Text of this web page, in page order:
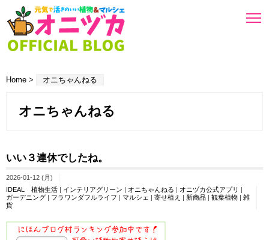
Home > オニちゃんねる
オニちゃんねる
いい３連休でしたね。
2026-01-12 (月)
IDEAL 植物生活 | インテリアグリーン | オニちゃんねる | オニヅカ公式アプリ |
ガーデニング | フラワンダフルライフ | マルシェ | 寄せ植え | 新商品 | 観葉植物 | 雑
貨